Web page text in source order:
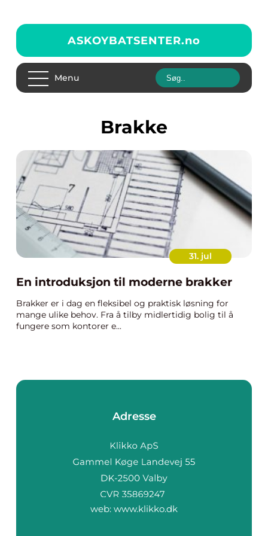
ASKOYBATSENTER.no
Menu
Brakke
31. jul
En introduksjon til moderne brakker
Brakker er i dag en fleksibel og praktisk løsning for
mange ulike behov. Fra å tilby midlertidig bolig til å
fungere som kontorer e...
Adresse
web: www.klikko.dk